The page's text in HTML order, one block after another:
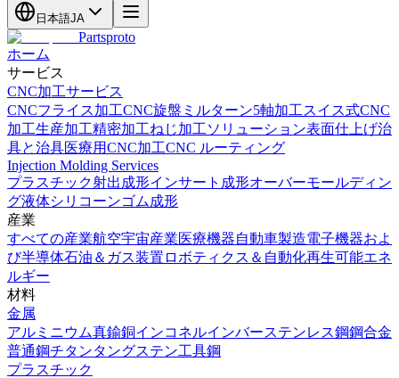
日本語JA
Partsproto
ホーム
サービス
CNC加工サービス
CNCフライス加工CNC旋盤 ミルターン5軸加工スイス式CNC
加工生産加工精密加工ねじ加工ソリューション表面仕上げ治
具と治具医療用CNC加工CNC ルーティング
Injection Molding Services
プラスチック射出成形インサート成形オーバーモールディン
グ液体シリコーンゴム成形
産業
すべての産業航空宇宙産業医療機器自動車製造電子機器およ
び半導体石油＆ガス装置 ロボティクス＆自動化再生可能エネ
ルギー
材料
金属
アルミニウム真鍮銅インコネルインバーステンレス鋼鋼合金
普通鋼チタンタングステン工具鋼
プラスチック